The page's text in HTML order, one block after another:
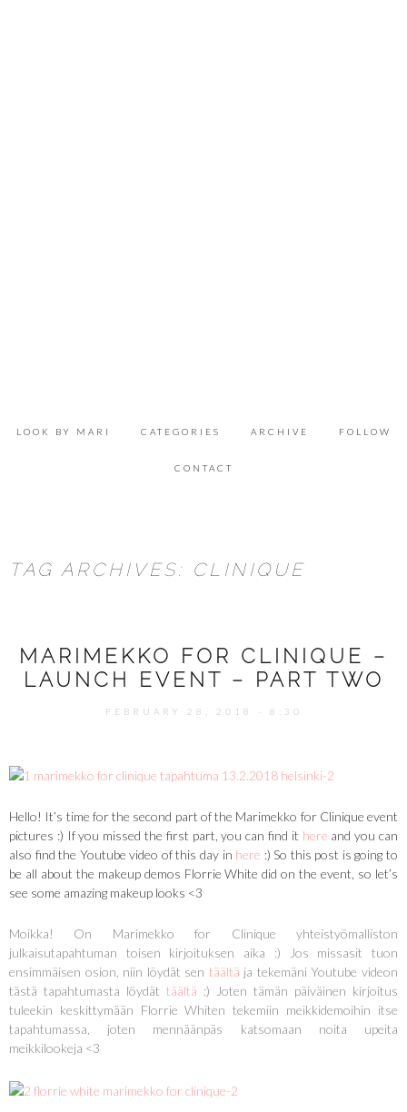
to
LOOK BY MARI CATEGORIES
ACCESSORIES
FOOD & HEALTH
LOOK & INSPIRATION
OUTFITS
ARCHIVE FOLLOW
CONTACT
TAG ARCHIVES: CLINIQUE
MARIMEKKO FOR CLINIQUE –
LAUNCH EVENT – PART TWO
FEBRUARY 28, 2018 - 8:30
Hello! It’s time for the second part of the Marimekko for Clinique event
pictures :) If you missed the first part, you can find it here and you can
also find the Youtube video of this day in here :) So this post is going to
be all about the makeup demos Florrie White did on the event, so let’s
see some amazing makeup looks <3
Moikka! On Marimekko for Clinique yhteistyömalliston
julkaisutapahtuman toisen kirjoituksen aika :) Jos missasit tuon
ensimmäisen osion, niin löydät sen täältä ja tekemäni Youtube videon
tästä tapahtumasta löydät täältä :) Joten tämän päiväinen kirjoitus
tuleekin keskittymään Florrie Whiten tekemiin meikkidemoihin itse
tapahtumassa, joten mennäänpäs katsomaan noita upeita
meikkilookeja <3